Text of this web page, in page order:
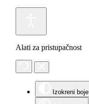
Alati za pristupačnost
Izokreni boje